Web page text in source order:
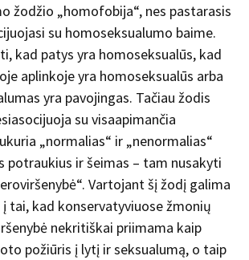
žodžio „homofobija“, nes pastarasis
su homoseksualumo baime.
kad patys yra homoseksualūs, kad
aplinkoje yra homoseksualūs arba
yra pavojingas. Tačiau žodis
su visaapimančia
„normalias“ ir „nenormalias“
potraukius ir šeimas – tam nusakyti
Vartojant šį žodį galima
tai, kad konservatyviuose žmonių
nekritiškai priimama kaip
požiūris į lytį ir seksualumą, o taip